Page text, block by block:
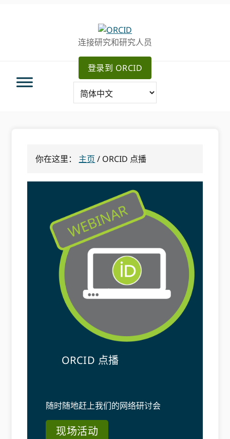
连接研究和研究人员
登录到 ORCID
你在这里： 主页 / ORCID 点播
ORCID 点播
随时随地赶上我们的网络研讨会
现场活动